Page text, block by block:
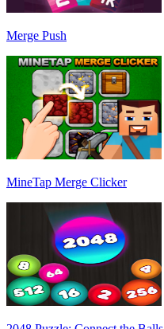
Merge Push
MineTap Merge Clicker